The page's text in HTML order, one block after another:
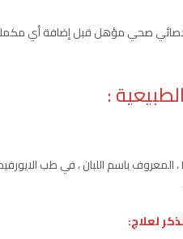
صحي مؤهل قبل إضافة أي مكملات
:
لعلاج: